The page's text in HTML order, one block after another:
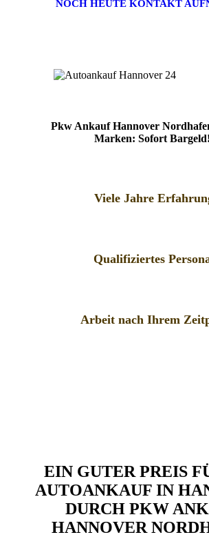
NOCH HEUTE KONTAKT
Pkw Ankauf Hannover
Marken: Sofort Bargeld!
Viele Jahre
Qualifiziertes
Arbeit nach Ihrem
EIN GUTER PREIS
AUTOANKAUF IN
DURCH PKW
HANNOVER